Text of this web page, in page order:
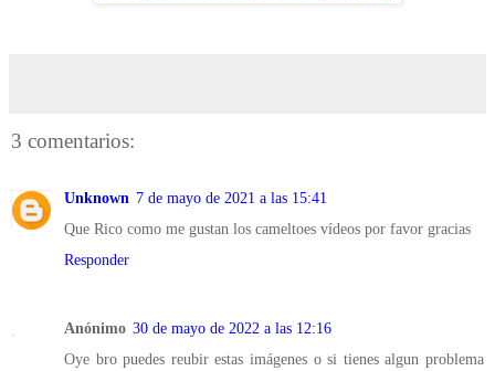
3 comentarios:
Unknown 7 de mayo de 2021 a las 15:41
Que Rico como me gustan los cameltoes vídeos por favor gracias
Responder
Anónimo 30 de mayo de 2022 a las 12:16
Oye bro puedes reubir estas imágenes o si tienes algun problema